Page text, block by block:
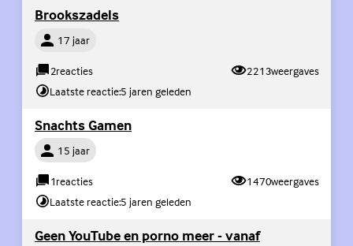
Brookszadels
Persoon17 jaar
2reacties 2213weergaves
Laatste reactie:5 jaren geleden
Snachts Gamen
Persoon15 jaar
1reacties 1470weergaves
Laatste reactie:5 jaren geleden
Geen YouTube en porno meer - vanaf